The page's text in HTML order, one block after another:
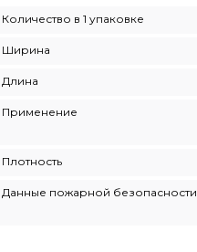
Количество в 1 упаковке
Ширина
Длина
Применение
Плотность
Данные пожарной безопасности